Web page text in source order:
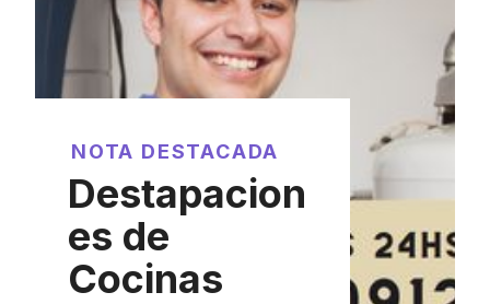
NOTA DESTACADA
Destapacion
es de
Cocinas